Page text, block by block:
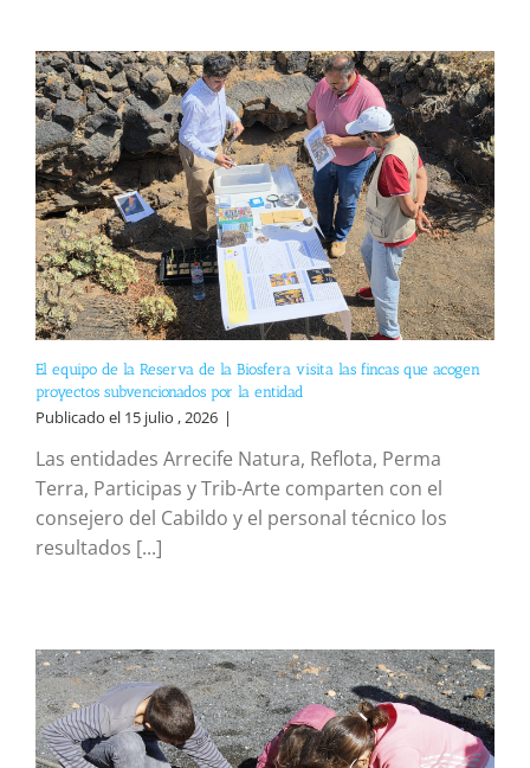
El equipo de la Reserva de la Biosfera visita las fincas que acogen
proyectos subvencionados por la entidad
Publicado el 15 julio , 2026 |
Las entidades Arrecife Natura, Reflota, Perma
Terra, Participas y Trib-Arte comparten con el
consejero del Cabildo y el personal técnico los
resultados [...]